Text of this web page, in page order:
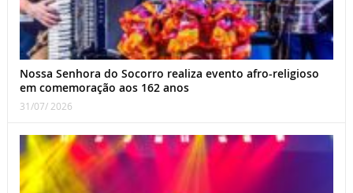
Nossa Senhora do Socorro realiza evento afro-religioso
em comemoração aos 162 anos
31/07/ 2026